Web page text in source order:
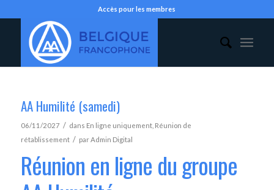
Accès pour les membres
AA Humilité (samedi)
06/11/2027 / dans En ligne uniquement, Réunion de
rétablissement / parAdmin Digital
Réunion en ligne du groupe